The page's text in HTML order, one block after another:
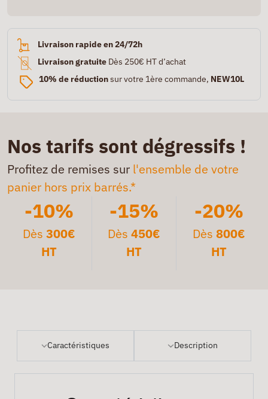
Livraison rapide en 24/72h
Livraison gratuite Dès 250€ HT d’achat
10% de réductionsur votre 1ère commande, NEW10L
Nos tarifs sont dégressifs !
Profitez de remises sur l'ensemble de votre
panier hors prix barrés.*
-10%
Dès300€
HT
-15%
Dès 450€
HT
-20%
Dès 800€
HT
Caractéristiques Description